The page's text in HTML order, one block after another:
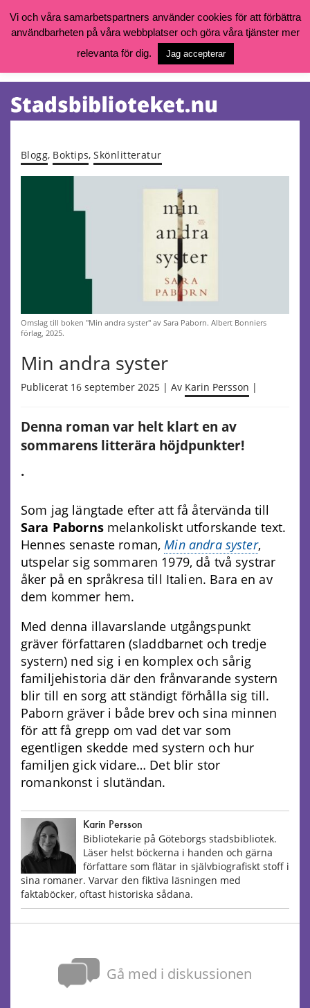
Vill du söka böcker, logga in på ditt bibliotekskonto eller nå övriga
goteborg.se/bibliotek
Öppettider, katalog och kontakt
Tjänster
Blogg, Boktips,Skönlitteratur
Omslag till boken "Min andra syster" av Sara Paborn. Albert Bonniers
förlag, 2025.
Min andra syster
Publicerat 16 september 2025 | Av Karin Persson |
Denna roman var helt klart en av
sommarens litterära höjdpunkter!
.
Som jag längtade efter att få återvända till
Sara Pabornsmelankoliskt utforskande text.
Hennes senaste roman,Min andra syster,
utspelar sig sommaren 1979, då två systrar
åker på en språkresa till Italien. Bara en av
dem kommer hem.
Med denna illavarslande utgångspunkt
gräver författaren (sladdbarnet och tredje
systern) ned sig i en komplex och sårig
familjehistoria där den frånvarande systern
blir till en sorg att ständigt förhålla sig till.
Paborn gräver i både brev och sina minnen
för att få grepp om vad det var som
egentligen skedde med systern och hur
familjen gick vidare… Det blir stor
romankonst i slutändan.
Karin Persson
Bibliotekarie på Göteborgs stadsbibliotek.
Läser helst böckerna i handen och gärna
författare som flätar in självbiografiskt stoff i
sina romaner. Varvar den fiktiva läsningen med
faktaböcker, oftast historiska sådana.
Gå med i diskussionen
Vi och våra samarbetspartners använder cookies för att förbättra
användbarheten på våra webbplatser och göra våra tjänster mer
relevanta för dig.
Jag accepterar